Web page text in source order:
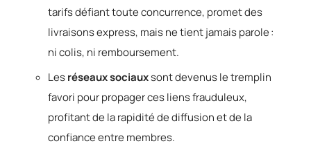
tarifs défiant toute concurrence, promet des
livraisons express, mais ne tient jamais parole :
ni colis, ni remboursement.
Lesréseaux sociauxsont devenus le tremplin
favori pour propager ces liens frauduleux,
profitant de la rapidité de diffusion et de la
confiance entre membres.